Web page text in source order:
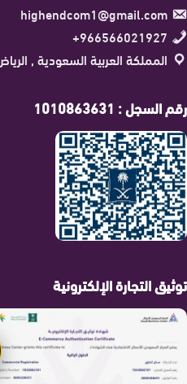
highendcom1@gmail.com
966566021927+
المملكة العربية السعودية ,
رقم السجل : 1010863631
توثيق التجارة الإلكترونية